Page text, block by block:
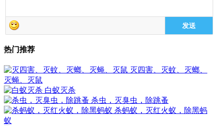
发送
热门推荐
灭四害、灭蚊、灭螂、
灭蝇、灭鼠
白蚁灭杀
杀虫，灭臭虫，除跳蚤
杀蚂蚁，灭红火蚁，除黑蚂
蚁